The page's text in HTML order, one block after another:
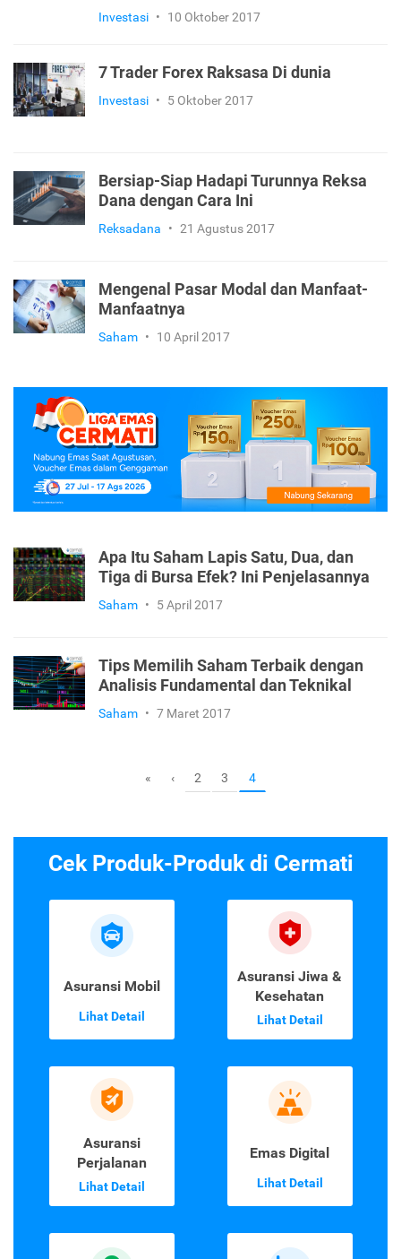
Investasi • 10 Oktober 2017
7 Trader Forex Raksasa Di dunia
Investasi • 5 Oktober 2017
Bersiap-Siap Hadapi Turunnya Reksa
Dana dengan Cara Ini
Reksadana • 21 Agustus 2017
Mengenal Pasar Modal dan Manfaat-
Manfaatnya
Saham • 10 April 2017
Apa Itu Saham Lapis Satu, Dua, dan
Tiga di Bursa Efek? Ini Penjelasannya
Saham • 5 April 2017
Tips Memilih Saham Terbaik dengan
Analisis Fundamental dan Teknikal
Saham • 7 Maret 2017
« ‹ 2 3 4
Cek Produk-Produk di Cermati
Asuransi Mobil
Lihat Detail
Asuransi Jiwa &
Kesehatan
Lihat Detail
Asuransi
Perjalanan
Lihat Detail
Emas Digital
Lihat Detail